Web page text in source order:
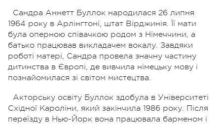
Сандра Аннетт Буллок народилася 26 липня
1964 року в Арлінгтоні, штат Вірджинія. Її мати
була оперною співачкою родом з Німеччини, а
батько працював викладачем вокалу. Завдяки
роботі матері, Сандра провела значну частину
дитинства в Європі, де вивчила німецьку мову і
познайомилася зі світом мистецтва.
Акторську освіту Буллок здобула в Університеті
Східної Кароліни, який закінчила 1986 року. Після
переїзду в Нью-Йорк вона працювала барменом і